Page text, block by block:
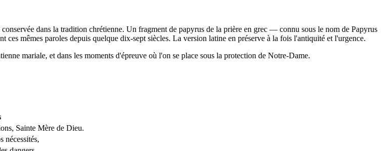
dans la tradition chrétienne. Un fragment de papyrus de la prière en grec — connu sous le nom de Papyrus
mêmes paroles depuis quelque dix-sept siècles. La version latine en préserve à la fois l'antiquité et l'urgence.
mariale, et dans les moments d'épreuve où l'on se place sous la protection de Notre-Dame.
Sainte Mère de Dieu.
nécessités,